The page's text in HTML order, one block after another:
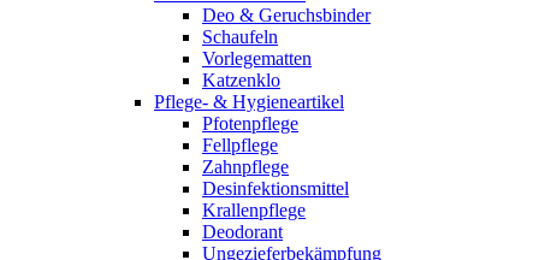
Deo & Geruchsbinder
Schaufeln
Vorlegematten
Katzenklo
Pflege- & Hygieneartikel
Pfotenpflege
Fellpflege
Zahnpflege
Desinfektionsmittel
Krallenpflege
Deodorant
Ungezieferbekämpfung